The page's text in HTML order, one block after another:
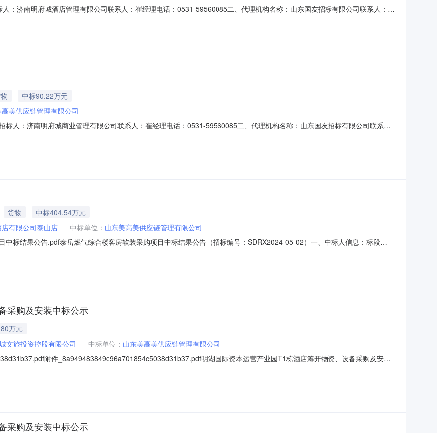
：济南明府城酒店管理有限公司联系人：崔经理电话：0531-59560085二、代理机构名称：山东国友招标有限公司联系人：马
元六、发布媒介：本公告在中国招标投标公共服务平台（www.cebpubservice.c
中标90.22万元
高美供应链管理有限公司
标人：济南明府城商业管理有限公司联系人：崔经理电话：0531-59560085二、代理机构名称：山东国友招标有限公司联系
902283.70元六、发布媒介：本公示同时在中国招标投标公共服务平台（www.cebpubservic
货物
中标404.54万元
有限公司泰山店 中标单位： 山东美高美供应链管理有限公司
中标结果公告.pdf泰岳燃气综合楼客房软装采购项目中标结果公告（招标编号：SDRX2024-05-02）一、中标人信息：标段
装、陈建英、王锡瑞。3、其他补充事宜，评审情况：第一名：山东美高美供应链管理有限公司，投标报价：4045401.00元，
采购及安装中标公示
万元
文旅投资控股有限公司 中标单位： 山东美高美供应链管理有限公司
附件_8a949483849d96a701854c5038d31b37.pdf明湖国际资本运营产业园T1栋酒店筹开物资、设备采购及安装
本运营产业园T1栋酒店筹开物资、设备采购及安装中标公示、招
采购及安装中标公示